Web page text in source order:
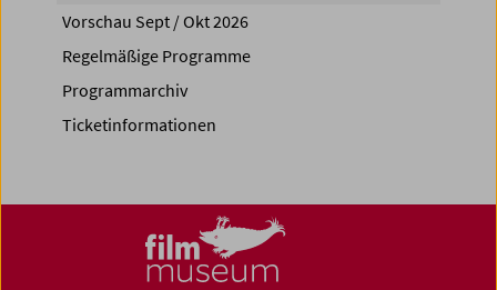
Vorschau Sept / Okt 2026
Regelmäßige Programme
Programmarchiv
Ticketinformationen